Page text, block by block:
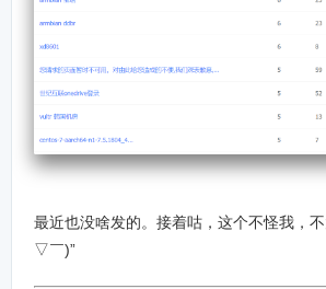
最近也没啥发的。接着咕，这个不怪我，
▽￣)”